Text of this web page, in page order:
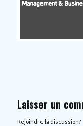
Laisser un
Rejoindre la discussion?